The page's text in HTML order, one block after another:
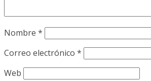
Nombre *
Correo electrónico *
Web